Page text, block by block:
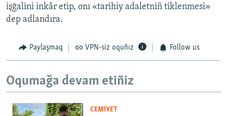
işğalini inkâr etip, onı «tarihiy adaletniñ tiklenmesi»
dep adlandıra.
Paylaşmaq VPN-siz oquñız Follow us
Oqumağa devam etiñiz
CEMİYET